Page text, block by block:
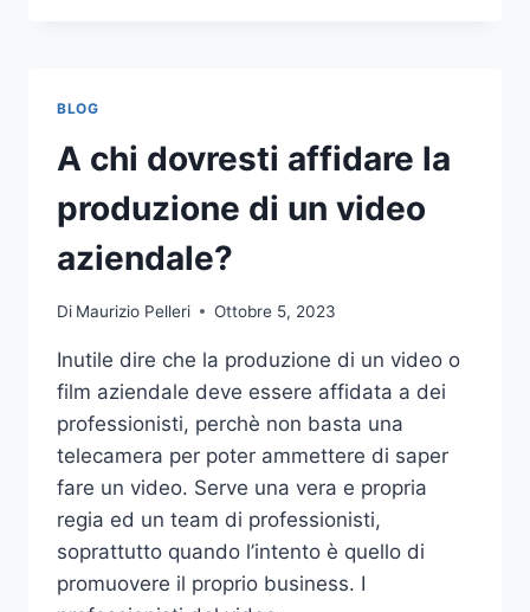
NELLE
SCOMMESSE
SPORTIVE
ONLINE
BLOG
A chi dovresti affidare la
produzione di un video
aziendale?
Di Maurizio Pelleri Ottobre 5, 2023
Inutile dire che la produzione di un video o
film aziendale deve essere affidata a dei
professionisti, perchè non basta una
telecamera per poter ammettere di saper
fare un video. Serve una vera e propria
regia ed un team di professionisti,
soprattutto quando l’intento è quello di
promuovere il proprio business. I